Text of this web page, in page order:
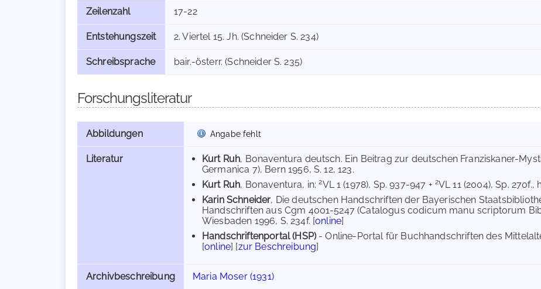
Zeilenzahl 17-22
Entstehungszeit 2. Viertel 15. Jh. (Schneider S. 234)
Schreibsprache bair.-österr. (Schneider S. 235)
Forschungsliteratur
Abbildungen Angabe fehlt
Literatur Kurt Ruh, Bonaventura deutsch. Ein Beitrag zur deutschen Franziskaner-
Germanica 7), Bern 1956, S. 12, 123.
Kurt Ruh, Bonaventura, in:2VL 1 (1978), Sp. 937-947 + 2VL 11 (2004), Sp. 270f.,
Karin Schneider, Die deutschen Handschriften der Bayerischen
Handschriften aus Cgm 4001-5247 (Catalogus codicum manu scriptorum
Wiesbaden 1996, S. 234f. [online]
Handschriftenportal (HSP)- Online-Portal für Buchhandschriften des
[online] [zur Beschreibung]
Archivbeschreibung Maria Moser (1931)